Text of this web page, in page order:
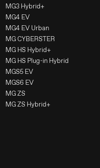
MG3 Hybrid+
MG4 EV
MG4 EV Urban
MG CYBERSTER
MG HS Hybrid+
MG HS Plug-in Hybrid
MGS5 EV
MGS6 EV
MG ZS
MG ZS Hybrid+